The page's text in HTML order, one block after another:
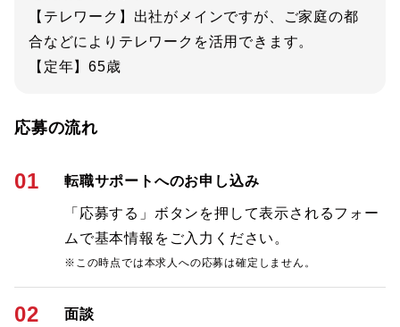
【テレワーク】出社がメインですが、ご家庭の都
合などによりテレワークを活用できます。
【定年】65歳
応募の流れ
01 転職サポートへのお申し込み
「応募する」ボタンを押して表示されるフォー
ムで基本情報をご入力ください。
※この時点では本求人への応募は確定しません。
02 面談